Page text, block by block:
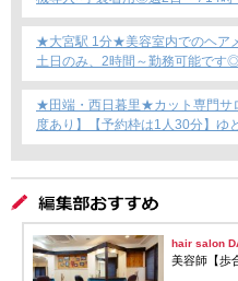
ント専任募集★
★大宮駅 1分★美容室内でのヘア
土日のみ、2時間～勤務可能です
できればOKです！】フリーラン
★田端・西日暮里★カット専門サ
度あり】【予約枠は1人30分】ゆ
すい！これからカット専門店で
hair salon
美容師【歩